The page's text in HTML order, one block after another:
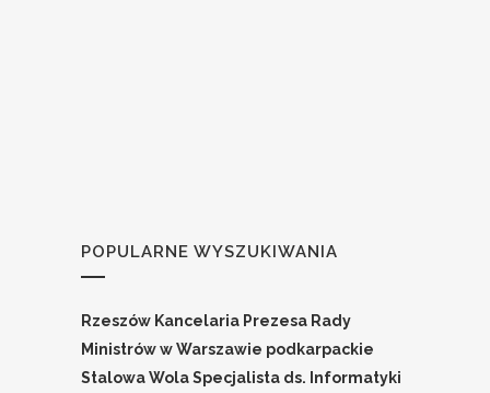
POPULARNE WYSZUKIWANIA
Rzeszów Kancelaria Prezesa Rady
Ministrów w Warszawie podkarpackie
Stalowa WolaSpecjalista ds. Informatyki